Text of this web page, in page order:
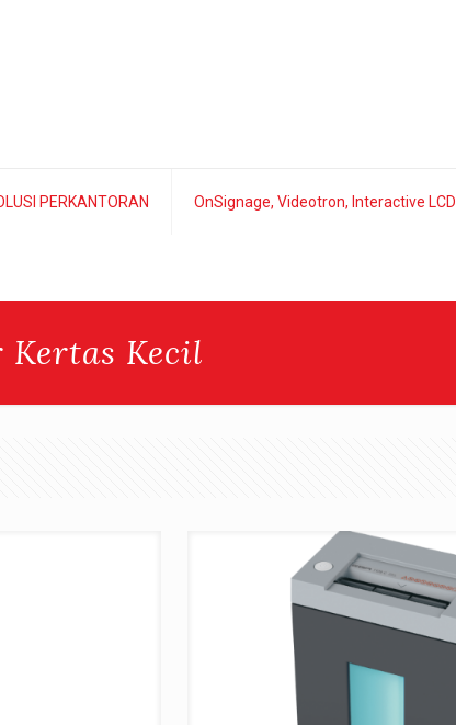
PERKANTORAN OnSignage, Videotron, Interactive LCD
Kertas Kecil